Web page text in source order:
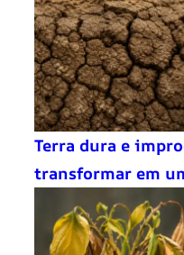
Terra dura e
transformar em